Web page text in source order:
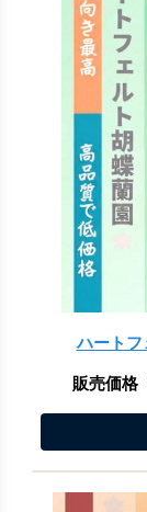
ハートフ
販売価格